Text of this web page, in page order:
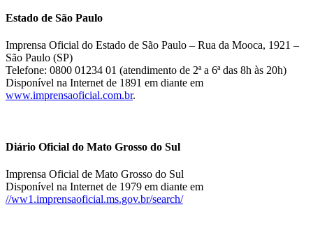
Estado de São Paulo
Imprensa Oficial do Estado de São Paulo – Rua da Mooca, 1921 –
São Paulo (SP)
Telefone: 0800 01234 01 (atendimento de 2ª a 6ª das 8h às 20h)
Disponível na Internet de 1891 em diante em
www.imprensaoficial.com.br.
Diário Oficial do Mato Grosso do Sul
Imprensa Oficial de Mato Grosso do Sul
Disponível na Internet de 1979 em diante em
//ww1.imprensaoficial.ms.gov.br/search/